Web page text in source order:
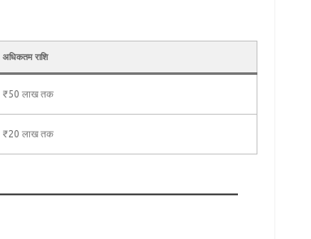
अधिकतम राशि
₹50 लाख तक
₹20 लाख तक